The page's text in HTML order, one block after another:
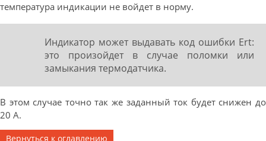
температура индикации не войдет в норму.
Индикатор может выдавать код ошибки Ert:
это произойдет в случае поломки или
замыкания термодатчика.
В этом случае точно так же заданный ток будет снижен до
20 А.
Вернуться к оглавлению